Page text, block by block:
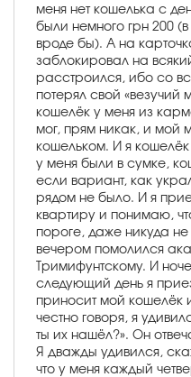
меня нет кошелька с
были немного грн 200
вроде бы). А на
заблокировал на
расстроился, ибо со
потерял свой
кошелёк у меня из
мог, прям никак, и мой
кошельком. И я
у меня были в сумке,
если вариант, как
рядом не было. И я
квартиру и понимаю,
пороге, даже никуда не
вечером помолился
Тримифунтскому. И
следующий день я
приносит мой кошелёк
честно говоря, я
ты их нашёл?». Он
Я дважды удивился,
что у меня каждый